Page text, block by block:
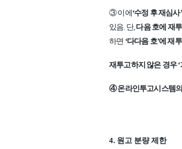
③이에‘수정 후 재심사’
있음. 단,다음 호에 재
하면 ‘다다음 호’에 재
재투고하지 않은 경우‘
④온라인투고시스템
4. 원고 분량 제한